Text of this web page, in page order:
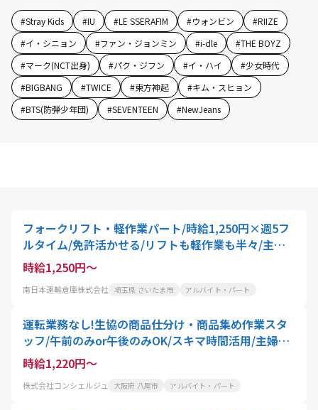
#Stray Kids #IU #LE SSERAFIM #ウォンビン #RIIZE
#イ・シニョン #ファン・ジョンミン #i-dle #THE BOYZ
#マーク(NCT出身) #パク・ジフン #イ・ハイ #少女時代
#BIGBANG #TWICE #東方神起 #キム・スヒョン
#BTS(防弾少年団) #SEVENTEEN #NewJeans
フォークリフト・軽作業パート/時給1,250円×週5フ
ルタイム/免許活かせる/リフトも軽作業も半々/主婦
さん多数活躍中
時給1,250円～
南日本運輸倉庫株式会社 埼玉県 さいたま市 アルバイト・パート
運転業務なし!生協の商品仕分け・商品集め作業スタ
ッフ/午前のみor午後のみOK/スキマ時間活用/主婦・
主夫歓迎/週3日～OK/土日休み
時給1,220円～
株式会社コンシェルジュ 大阪府 八尾市 アルバイト・パート